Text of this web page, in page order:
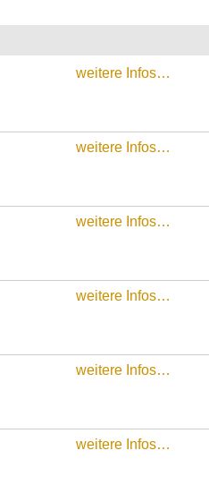
weitere Infos…
weitere Infos…
weitere Infos…
weitere Infos…
weitere Infos…
weitere Infos…